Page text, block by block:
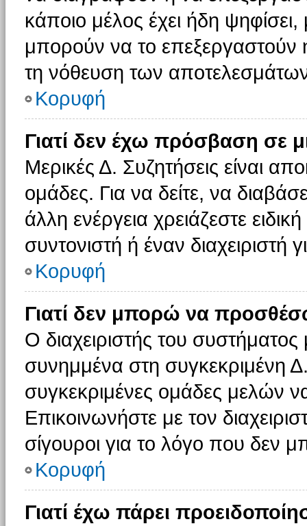
κάποιο μέλος έχει ήδη ψηφίσει,
μπορούν να το επεξεργαστούν
τη νόθευση των
Κορυφή
Γιατί δεν έχω πρόσβαση σε
Μερικές Δ. Συζητήσεις είναι
ομάδες. Για να δείτε, να
άλλη ενέργεια χρειάζεστε
συντονιστή ή έναν διαχειριστή
Κορυφή
Γιατί δεν μπορώ να
Ο διαχειριστής του
συνημμένα στη συγκεκριμένη
συγκεκριμένες ομάδες μελών
Επικοινωνήστε με τον
σίγουροι για το λόγο που δεν
Κορυφή
Γιατί έχω πάρει